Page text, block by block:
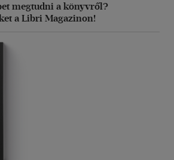
megtudni a könyvről?
a Libri Magazinon!